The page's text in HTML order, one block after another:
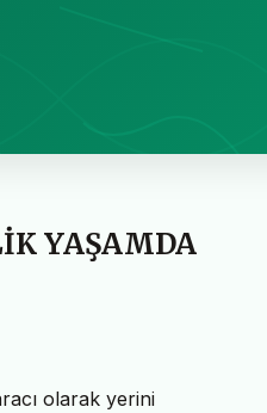
YAŞAMDA
olarak yerini